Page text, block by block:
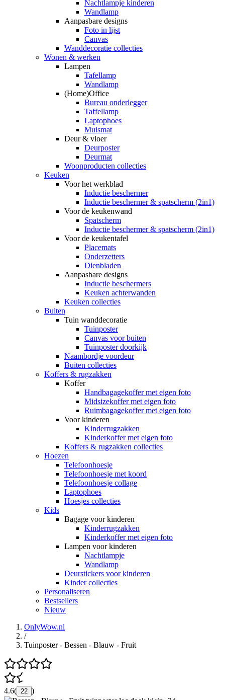
Nachtlampje kinderen
Wandlamp
Aanpasbare designs
Foto in lijst
Canvas
Wanddecoratie collecties
Wonen & werken
Lampen
Tafellamp
Wandlamp
(Home)Office
Bureau onderlegger
Taffellamp
Laptophoes
Muismat
Deur & vloer
Deurposter
Deurmat
Woonproducten collecties
Keuken
Voor het werkblad
Inductie beschermer
Inductie beschermer & spatscherm (2in1)
Voor de keukenwand
Spatscherm
Inductie beschermer & spatscherm (2in1)
Voor de keukentafel
Placemats
Onderzetters
Dienbladen
Aanpasbare designs
Inductie beschermers
Keuken achterwanden
Keuken collecties
Buiten
Tuin wanddecoratie
Tuinposter
Canvas voor buiten
Tuinposter doorkijk
Naambordje voordeur
Buiten collecties
Koffers & rugzakken
Koffer
Handbagagekoffer met eigen foto
Midsizekoffer met eigen foto
Ruimbagagekoffer met eigen foto
Voor kinderen
Kinderrugzakken
Kinderkoffer met eigen foto
Koffers & rugzakken collecties
Hoezen
Telefoonhoesje
Telefoonhoesje met koord
Telefoonhoesje collage
Laptophoes
Hoesjes collecties
Kids
Bagage voor kinderen
Kinderrugzakken
Kinderkoffer met eigen foto
Lampen voor kinderen
Nachtlampje
Wandlamp
Deurstickers voor kinderen
Kinder collecties
Personaliseren
Bestsellers
Nieuw
OnlyWow.nl
/
Tuinposter - Bessen - Blauw - Fruit
4.6( 22 )